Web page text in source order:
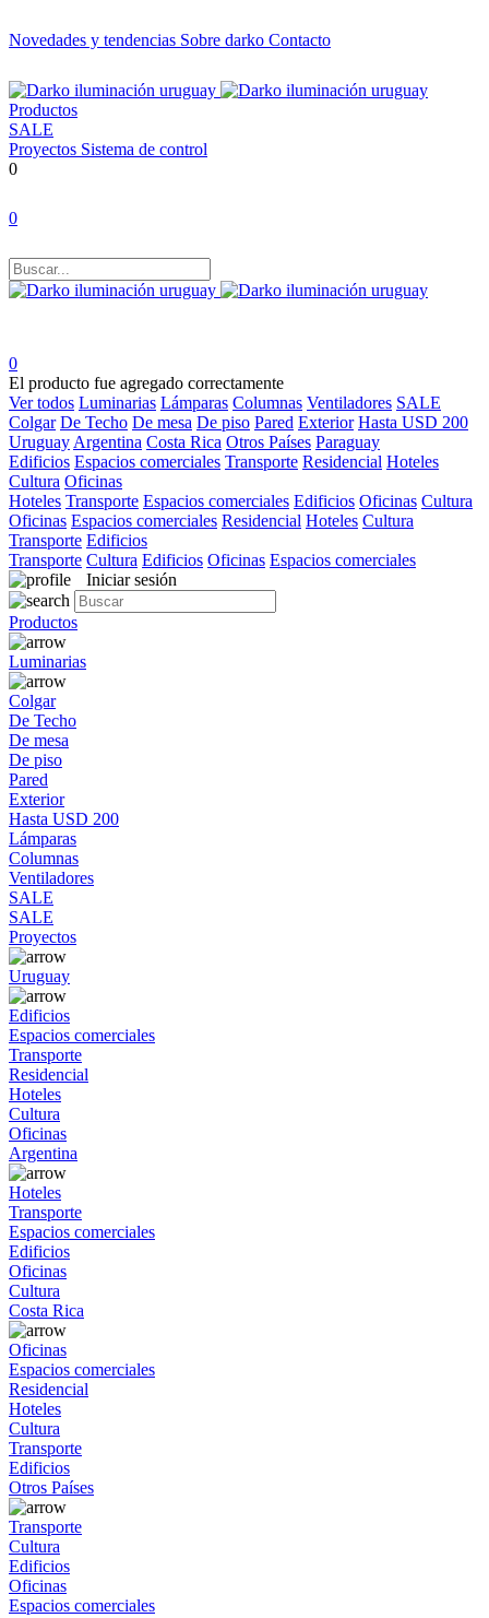
Novedades y tendencias Sobre darko Contacto
Productos
SALE
Proyectos Sistema de control
0
0
0
El producto fue agregado correctamente
Ver todos Luminarias Lámparas Columnas Ventiladores SALE
Colgar De Techo De mesa De piso Pared Exterior Hasta USD 200
Uruguay Argentina Costa Rica Otros Países Paraguay
Edificios Espacios comerciales Transporte Residencial Hoteles
Cultura Oficinas
Hoteles Transporte Espacios comerciales Edificios Oficinas Cultura
Oficinas Espacios comerciales Residencial Hoteles Cultura
Transporte Edificios
Transporte Cultura Edificios Oficinas Espacios comerciales
Iniciar sesión
Productos
Luminarias
Colgar
De Techo
De mesa
De piso
Pared
Exterior
Hasta USD 200
Lámparas
Columnas
Ventiladores
SALE
SALE
Proyectos
Uruguay
Edificios
Espacios comerciales
Transporte
Residencial
Hoteles
Cultura
Oficinas
Argentina
Hoteles
Transporte
Espacios comerciales
Edificios
Oficinas
Cultura
Costa Rica
Oficinas
Espacios comerciales
Residencial
Hoteles
Cultura
Transporte
Edificios
Otros Países
Transporte
Cultura
Edificios
Oficinas
Espacios comerciales